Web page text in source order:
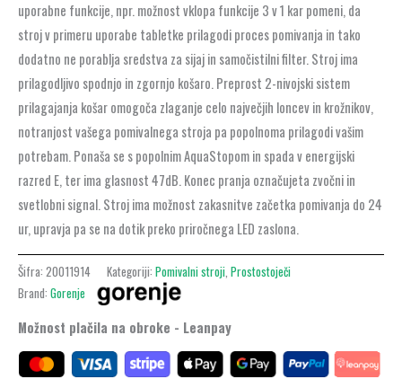
uporabne funkcije, npr. možnost vklopa funkcije 3 v 1 kar pomeni, da
stroj v primeru uporabe tabletke prilagodi proces pomivanja in tako
dodatno ne porablja sredstva za sijaj in samočistilni filter. Stroj ima
prilagodljivo spodnjo in zgornjo košaro. Preprost 2-nivojski sistem
prilagajanja košar omogoča zlaganje celo največjih loncev in krožnikov,
notranjost vašega pomivalnega stroja pa popolnoma prilagodi vašim
potrebam. Ponaša se s popolnim AquaStopom in spada v energijski
razred E, ter ima glasnost 47dB. Konec pranja označujeta zvočni in
svetlobni signal. Stroj ima možnost zakasnitve začetka pomivanja do 24
ur, upravja pa se na dotik preko priročnega LED zaslona.
Šifra: 20011914 Kategoriji: Pomivalni stroji, Prostostoječi
Brand: Gorenje
Možnost plačila na obroke - Leanpay